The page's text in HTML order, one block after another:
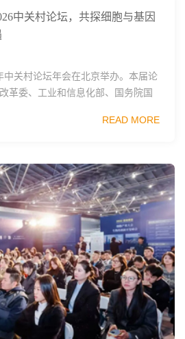
中关村论坛，共探细胞与基因
中关村论坛年会在北京举办。本届论
革委、工业和信息化部、国务院国
READ MORE